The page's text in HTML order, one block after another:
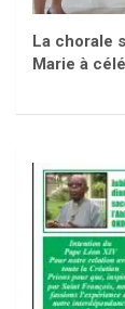
La chorale
Marie à